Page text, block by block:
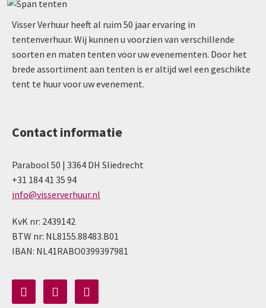
Visser Verhuur heeft al ruim 50 jaar ervaring in
tentenverhuur. Wij kunnen u voorzien van verschillende
soorten en maten tenten voor uw evenementen. Door het
brede assortiment aan tenten is er altijd wel een geschikte
tent te huur voor uw evenement.
Contact informatie
Parabool 50 | 3364 DH Sliedrecht
+31 184 41 35 94
info@visserverhuur.nl
KvK nr: 2439142
BTW nr: NL8155.88483.B01
IBAN: NL41RABO0399397981